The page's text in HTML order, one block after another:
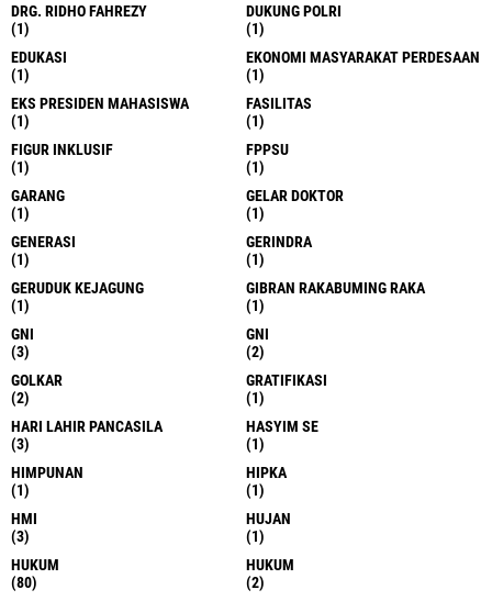
DRG. RIDHO FAHREZY
(1)
DUKUNG POLRI
(1)
EDUKASI
(1)
EKONOMI MASYARAKAT PERDESAAN
(1)
EKS PRESIDEN MAHASISWA
(1)
FASILITAS
(1)
FIGUR INKLUSIF
(1)
FPPSU
(1)
GARANG
(1)
GELAR DOKTOR
(1)
GENERASI
(1)
GERINDRA
(1)
GERUDUK KEJAGUNG
(1)
GIBRAN RAKABUMING RAKA
(1)
GNI
(3)
GNI
(2)
GOLKAR
(2)
GRATIFIKASI
(1)
HARI LAHIR PANCASILA
(3)
HASYIM SE
(1)
HIMPUNAN
(1)
HIPKA
(1)
HMI
(3)
HUJAN
(1)
HUKUM
(80)
HUKUM
(2)